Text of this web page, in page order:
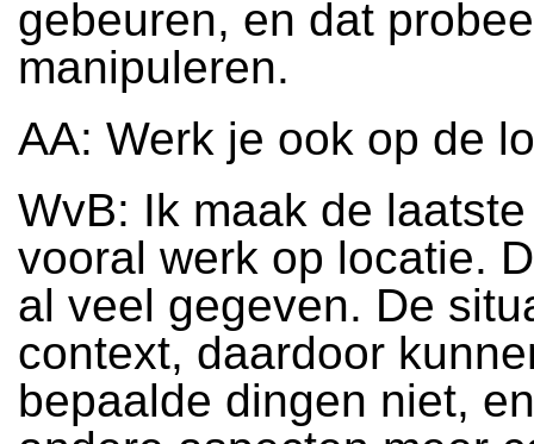
gebeuren, en dat
manipuleren.
AA: Werk je ook op de
WvB: Ik maak de
vooral werk op locatie.
al veel gegeven. De
context, daardoor
bepaalde dingen niet,